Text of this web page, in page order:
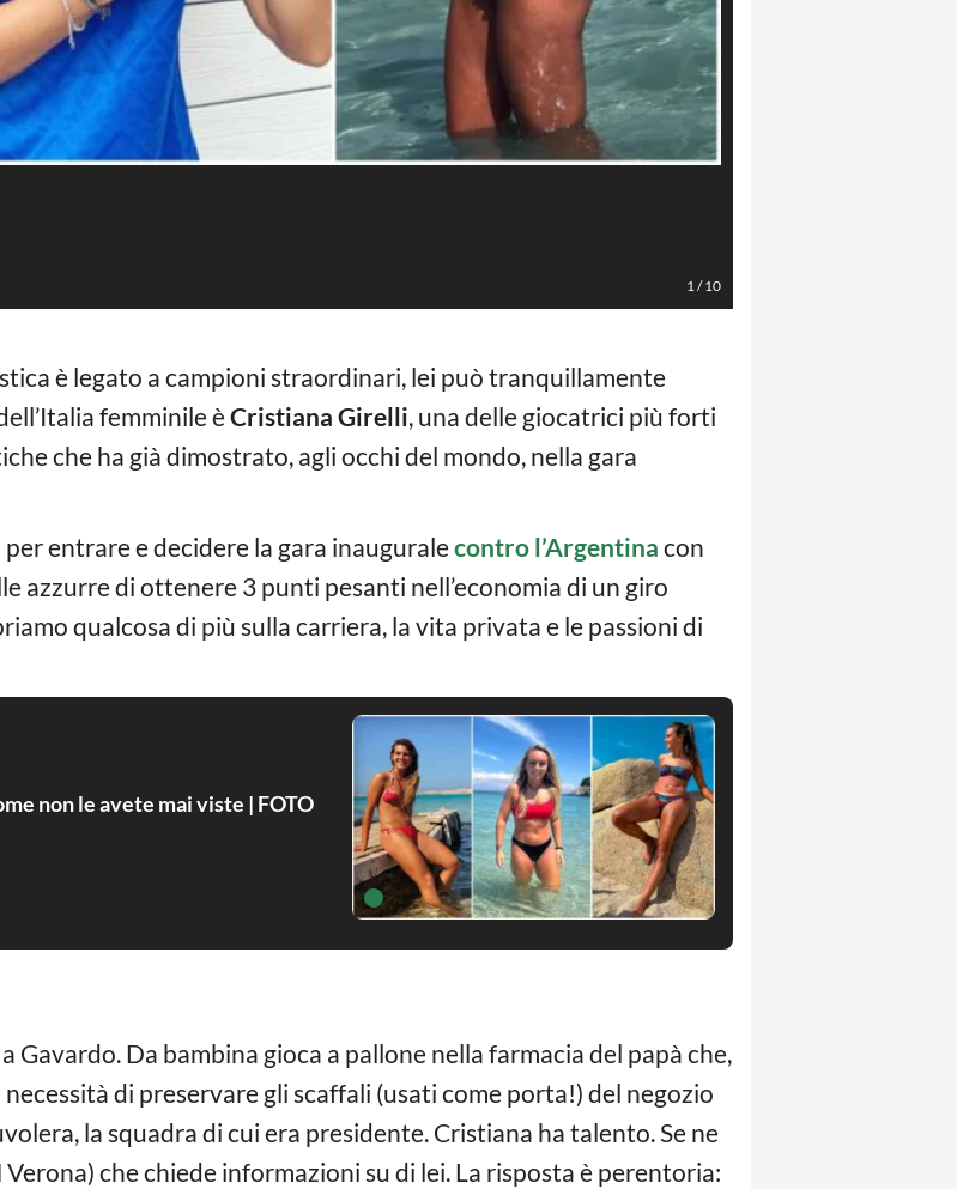
1/10
è legato a campioni straordinari, lei può tranquillamente
femminile èCristiana Girelli, una delle giocatrici più forti
che ha già dimostrato, agli occhi del mondo, nella gara
entrare e decidere la gara inauguralecontro l’Argentina con
azzurre di ottenere 3 punti pesanti nell’economia di un giro
qualcosa di più sulla carriera, la vita privata e le passioni di
non le avete mai viste | FOTO
Gavardo. Da bambina gioca a pallone nella farmacia del papà che,
di preservare gli scaffali (usati come porta!) del negozio
la squadra di cui era presidente. Cristiana ha talento. Se ne
Verona) che chiede informazioni su di lei. La risposta è perentoria: